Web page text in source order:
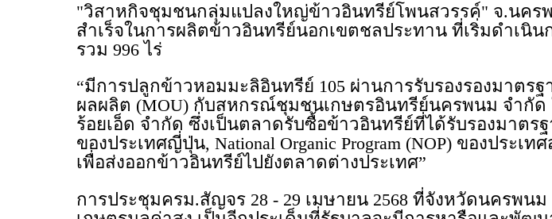
"วิสาหกิจชุมชนกลุ่มแปลงใหญ่ข้าวอินทรีย์โพนสวรรค์" จ.นค
สำเร็จในการผลิตข้าวอินทรีย์นอกเขตชลประทาน ที่เริ่มดำเนิ
รวม 996 ไร่
“มีการปลูกข้าวหอมมะลิอินทรีย์ 105 ผ่านการรับรองรองมาต
ผลผลิต (MOU) กับสหกรณ์ชุมชนเกษตรอินทรีย์นครพนม จำกั
ร้อยเอ็ด จำกัด ซึ่งเป็นตลาดรับซื้อข้าวอินทรีย์ที่ได้รับรองมาตรฐา
ของประเทศญี่ปุ่น, National Organic Program (NOP) ของประเ
เพื่อส่งออกข้าวอินทรีย์ไปยังตลาดต่างประเทศ”
การประชุมครม.สัญจร 28 - 29 เมษายน 2568 ที่จังหวัดนครพ